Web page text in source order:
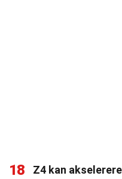
18
Z4 kan